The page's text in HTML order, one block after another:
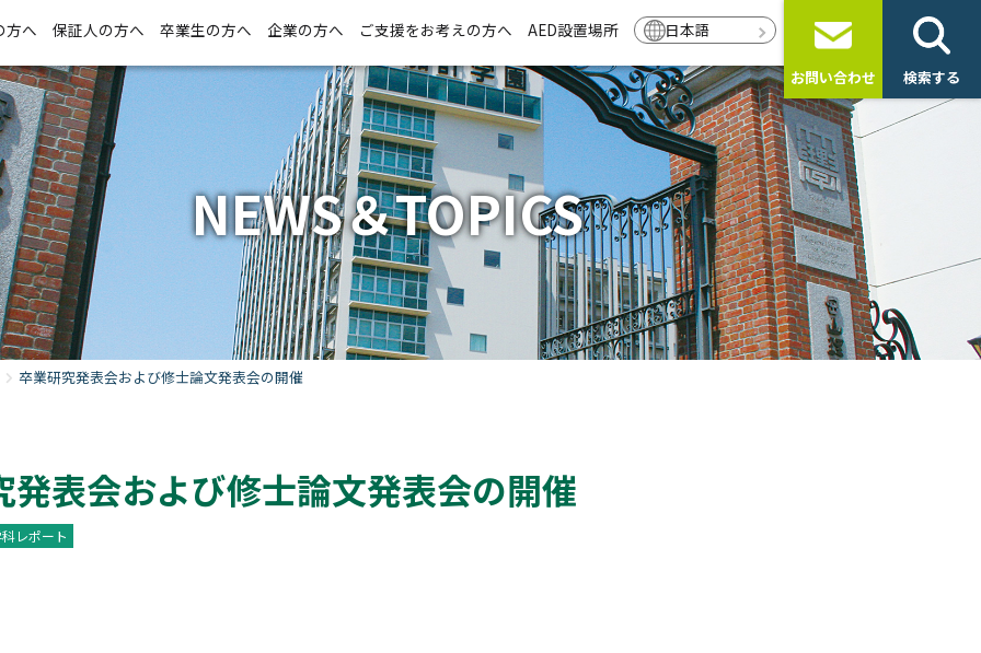
方へ 保証人の方へ 卒業生の方へ 企業の方へ ご支援をお考えの方へ AED設置場所 日本語
お問い合わせ 検索する
NEWS＆TOPICS
卒業研究発表会および修士論文発表会の開催
発表会および修士論文発表会の開催
レポート